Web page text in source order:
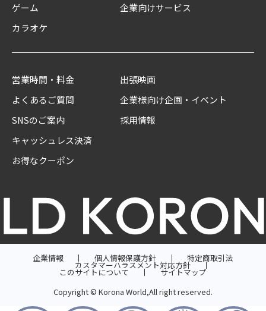
ゲーム
カラオケ
企業向けサービス
営業時間・料金
よくあるご質問
SNSのご案内
キャッシュレス決済
お得なクーポン
出張映画
企業様向け企画・イベント
採用情報
企業情報 個人情報保護方針 特定商取引法
カスタマーハラスメント対応方針
このサイトについて
サイトマップ
Copyright © Korona World,All right reserved.